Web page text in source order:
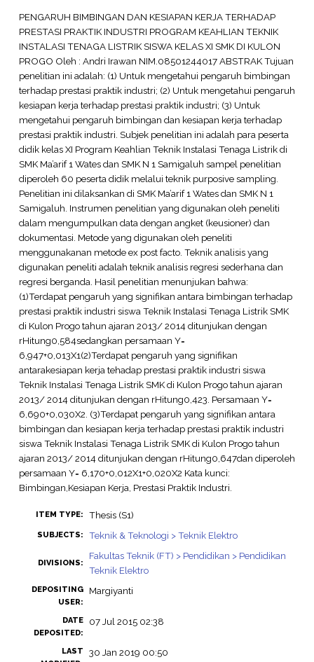
PENGARUH BIMBINGAN DAN KESIAPAN KERJA TERHADAP
PRESTASI PRAKTIK INDUSTRI PROGRAM KEAHLIAN TEKNIK
INSTALASI TENAGA LISTRIK SISWA KELAS XI SMK DI KULON
PROGO Oleh : Andri Irawan NIM.08501244017 ABSTRAK Tujuan
penelitian ini adalah: (1) Untuk mengetahui pengaruh bimbingan
terhadap prestasi praktik industri; (2) Untuk mengetahui pengaruh
kesiapan kerja terhadap prestasi praktik industri; (3) Untuk
mengetahui pengaruh bimbingan dan kesiapan kerja terhadap
prestasi praktik industri. Subjek penelitian ini adalah para peserta
didik kelas XI Program Keahlian Teknik Instalasi Tenaga Listrik di
SMK Ma’arif 1 Wates dan SMK N 1 Samigaluh sampel penelitian
diperoleh 60 peserta didik melalui teknik purposive sampling.
Penelitian ini dilaksankan di SMK Ma’arif 1 Wates dan SMK N 1
Samigaluh. Instrumen penelitian yang digunakan oleh peneliti
dalam mengumpulkan data dengan angket (keusioner) dan
dokumentasi. Metode yang digunakan oleh peneliti
menggunakanan metode ex post facto. Teknik analisis yang
digunakan peneliti adalah teknik analisis regresi sederhana dan
regresi berganda. Hasil penelitian menunjukan bahwa:
(1)Terdapat pengaruh yang signifikan antara bimbingan terhadap
prestasi praktik industri siswa Teknik Instalasi Tenaga Listrik SMK
di Kulon Progo tahun ajaran 2013/ 2014 ditunjukan dengan
rHitung0,584sedangkan persamaan Y=
6,947+0,013X1(2)Terdapat pengaruh yang signifikan
antarakesiapan kerja tehadap prestasi praktik industri siswa
Teknik Instalasi Tenaga Listrik SMK di Kulon Progo tahun ajaran
2013/ 2014 ditunjukan dengan rHitung0,423. Persamaan Y=
6,690+0,030X2. (3)Terdapat pengaruh yang signifikan antara
bimbingan dan kesiapan kerja terhadap prestasi praktik industri
siswa Teknik Instalasi Tenaga Listrik SMK di Kulon Progo tahun
ajaran 2013/ 2014 ditunjukan dengan rHitung0,647dan diperoleh
persamaan Y= 6,170+0,012X1+0,020X2 Kata kunci:
Bimbingan,Kesiapan Kerja, Prestasi Praktik Industri.
ITEM TYPE: Thesis (S1)
SUBJECTS: Teknik & Teknologi > Teknik Elektro
DIVISIONS:
Fakultas Teknik (FT) > Pendidikan > Pendidikan
Teknik Elektro
DEPOSITING
USER:
Margiyanti
DATE
DEPOSITED:
07 Jul 2015 02:38
LAST
30 Jan 2019 00:50